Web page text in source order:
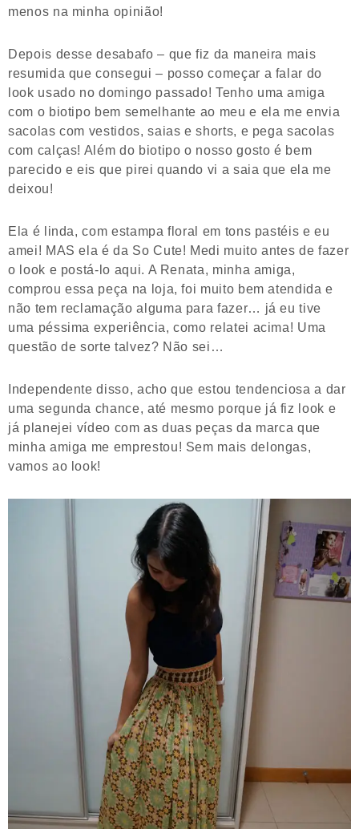
menos na minha opinião!
Depois desse desabafo – que fiz da maneira mais
resumida que consegui – posso começar a falar do
look usado no domingo passado! Tenho uma amiga
com o biotipo bem semelhante ao meu e ela me envia
sacolas com vestidos, saias e shorts, e pega sacolas
com calças! Além do biotipo o nosso gosto é bem
parecido e eis que pirei quando vi a saia que ela me
deixou!
Ela é linda, com estampa floral em tons pastéis e eu
amei! MAS ela é da So Cute! Medi muito antes de fazer
o look e postá-lo aqui. A Renata, minha amiga,
comprou essa peça na loja, foi muito bem atendida e
não tem reclamação alguma para fazer… já eu tive
uma péssima experiência, como relatei acima! Uma
questão de sorte talvez? Não sei…
Independente disso, acho que estou tendenciosa a dar
uma segunda chance, até mesmo porque já fiz look e
já planejei vídeo com as duas peças da marca que
minha amiga me emprestou! Sem mais delongas,
vamos ao look!